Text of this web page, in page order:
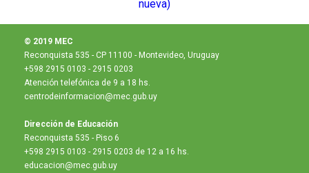
© 2019 MEC
Reconquista 535 - CP 11100 - Montevideo, Uruguay
+598 2915 0103 - 2915 0203
Atención telefónica de 9 a 18 hs.
centrodeinformacion@mec.gub.uy
Dirección de Educación
Reconquista 535 - Piso 6
+598 2915 0103 - 2915 0203 de 12 a 16 hs.
educacion@mec.gub.uy